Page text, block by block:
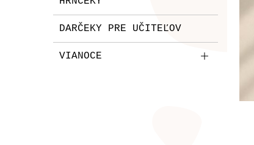
DARČEKY PRE UČITEĽOV
VIANOCE